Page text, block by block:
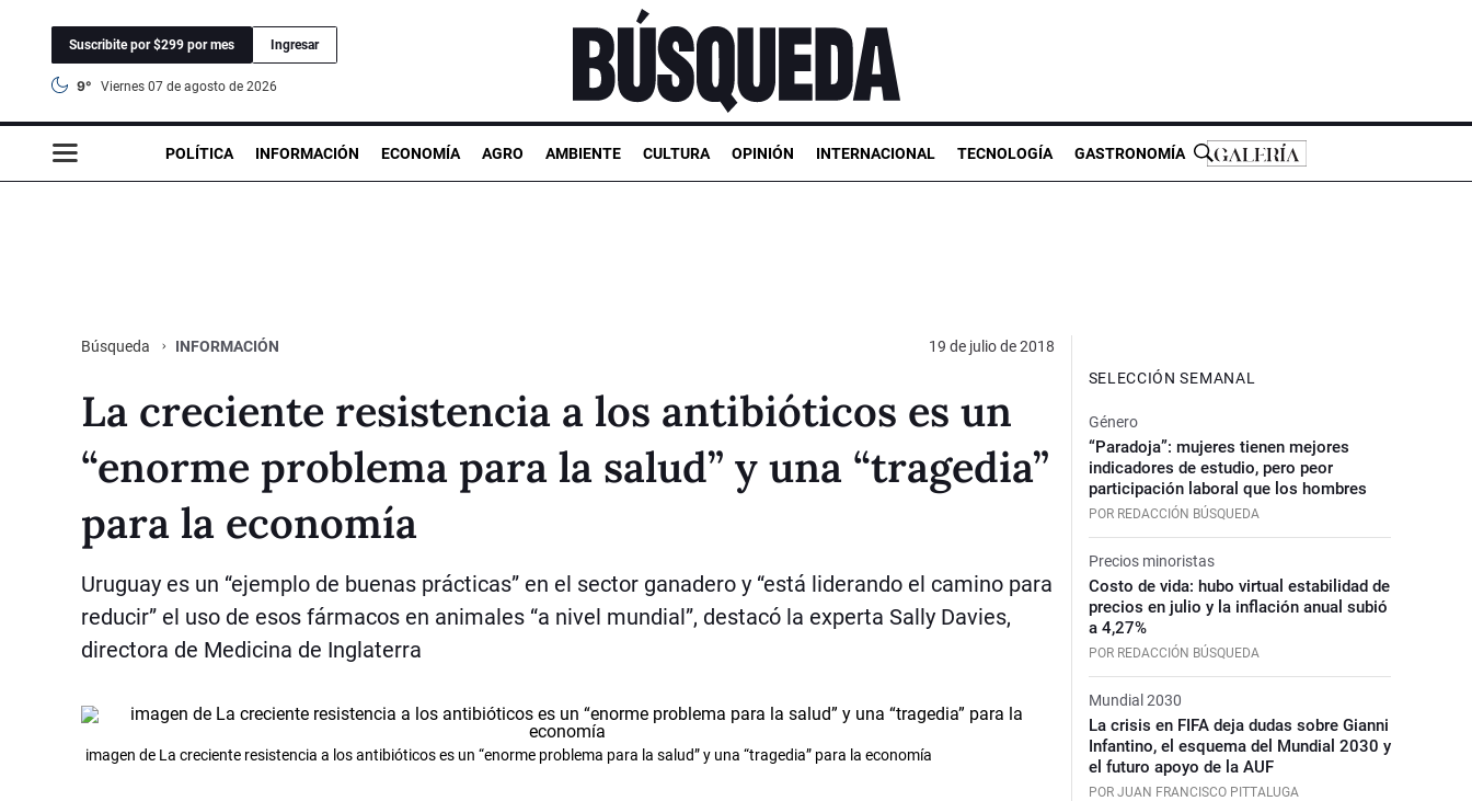
Suscribite por $299 por mes Ingresar
9° viernes 07 de agosto de 2026
POLÍTICA INFORMACIÓN ECONOMÍA AGRO AMBIENTE CULTURA OPINIÓN INTERNACIONAL TECNOLOGÍA GASTRONOMÍA
Búsqueda INFORMACIÓN 19 de julio de 2018
La creciente resistencia a los antibióticos es un
“enorme problema para la salud” y una “tragedia”
para la economía
Uruguay es un “ejemplo de buenas prácticas” en el sector ganadero y “está liderando el camino para
reducir” el uso de esos fármacos en animales “a nivel mundial”, destacó la experta Sally Davies,
directora de Medicina de Inglaterra
imagen de La creciente resistencia a los antibióticos es un “enorme problema para la salud” y una “tragedia” para la economía
SELECCIÓN SEMANAL
Género
“Paradoja”: mujeres tienen mejores
indicadores de estudio, pero peor
participación laboral que los hombres
POR REDACCIÓN BÚSQUEDA
Precios minoristas
Costo de vida: hubo virtual estabilidad de
precios en julio y la inflación anual subió
a 4,27%
POR REDACCIÓN BÚSQUEDA
Mundial 2030
La crisis en FIFA deja dudas sobre Gianni
Infantino, el esquema del Mundial 2030 y
el futuro apoyo de la AUF
POR JUAN FRANCISCO PITTALUGA